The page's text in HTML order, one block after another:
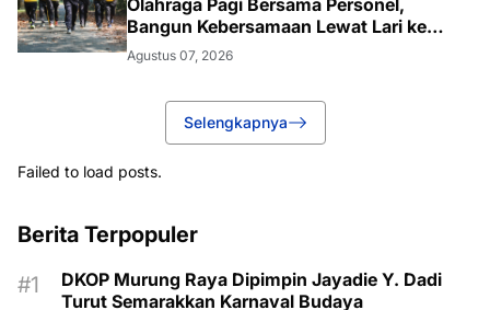
Bangun Kebersamaan Lewat Lari ke
Bukit Baranahu
Agustus 07, 2026
Selengkapnya
Failed to load posts.
Berita Terpopuler
DKOP Murung Raya Dipimpin Jayadie Y. Dadi
Turut Semarakkan Karnaval Budaya